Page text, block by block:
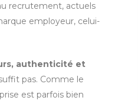
recrutement, actuels
employeur, celui-
authenticité et
pas. Comme le
est parfois bien